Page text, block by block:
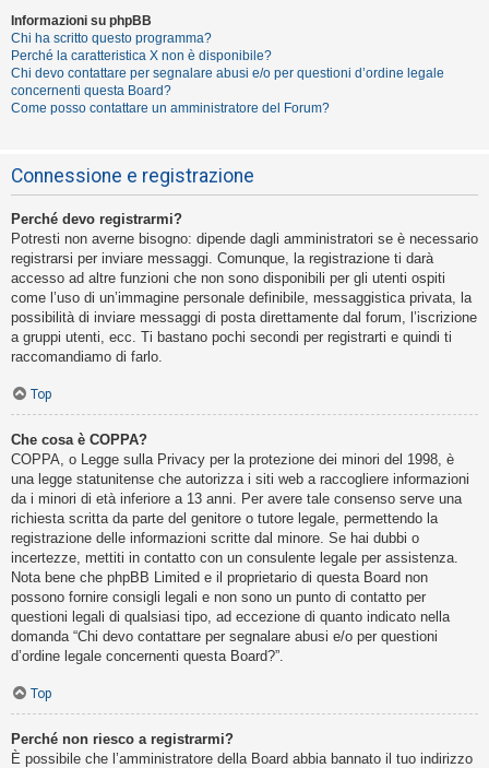
Informazioni su phpBB
Chi ha scritto questo programma?
Perché la caratteristica X non è disponibile?
Chi devo contattare per segnalare abusi e/o per questioni d’ordine legale
concernenti questa Board?
Come posso contattare un amministratore del Forum?
Connessione e registrazione
Perché devo registrarmi?
Potresti non averne bisogno: dipende dagli amministratori se è necessario
registrarsi per inviare messaggi. Comunque, la registrazione ti darà
accesso ad altre funzioni che non sono disponibili per gli utenti ospiti
come l’uso di un’immagine personale definibile, messaggistica privata, la
possibilità di inviare messaggi di posta direttamente dal forum, l’iscrizione
a gruppi utenti, ecc. Ti bastano pochi secondi per registrarti e quindi ti
raccomandiamo di farlo.
Top
Che cosa è COPPA?
COPPA, o Legge sulla Privacy per la protezione dei minori del 1998, è
una legge statunitense che autorizza i siti web a raccogliere informazioni
da i minori di età inferiore a 13 anni. Per avere tale consenso serve una
richiesta scritta da parte del genitore o tutore legale, permettendo la
registrazione delle informazioni scritte dal minore. Se hai dubbi o
incertezze, mettiti in contatto con un consulente legale per assistenza.
Nota bene che phpBB Limited e il proprietario di questa Board non
possono fornire consigli legali e non sono un punto di contatto per
questioni legali di qualsiasi tipo, ad eccezione di quanto indicato nella
domanda “Chi devo contattare per segnalare abusi e/o per questioni
d’ordine legale concernenti questa Board?”.
Top
Perché non riesco a registrarmi?
È possibile che l’amministratore della Board abbia bannato il tuo indirizzo